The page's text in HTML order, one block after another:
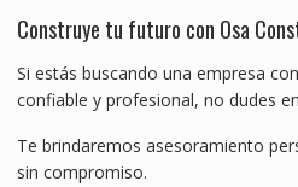
Construye tu futuro con Osa
Si estás buscando una empresa
confiable y profesional, no dudes
Te brindaremos asesoramiento
sin compromiso.